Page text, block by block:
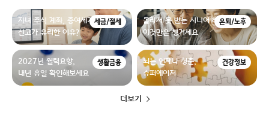
세금/절세
자녀 주식 계좌, 증여세가 없더라도
신고가 유리한 이유?
은퇴/노후
몰라서 못 받는 시니어 혜택,
이것만은 챙기세요
생활금융
2027년 월력요항,
내년 휴일 확인해보세요
건강정보
뇌는 언제나 청춘,
슈퍼에이저
더보기